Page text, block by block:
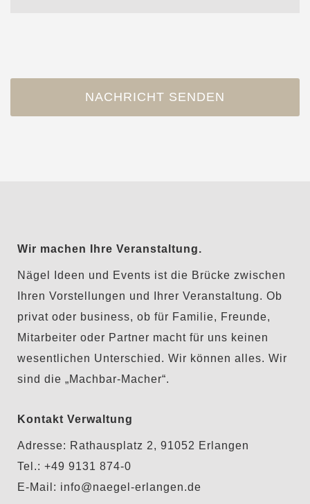
Wir machen Ihre Veranstaltung.
Nägel Ideen und Events ist die Brücke zwischen
Ihren Vorstellungen und Ihrer Veranstaltung. Ob
privat oder business, ob für Familie, Freunde,
Mitarbeiter oder Partner macht für uns keinen
wesentlichen Unterschied. Wir können alles. Wir
sind die „Machbar-Macher“.
Kontakt Verwaltung
Adresse: Rathausplatz 2, 91052 Erlangen
Tel.: +49 9131 874-0
E-Mail: info@naegel-erlangen.de